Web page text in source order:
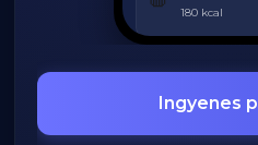
180 kcal
Grillezett
420 kcal
Ingyenes